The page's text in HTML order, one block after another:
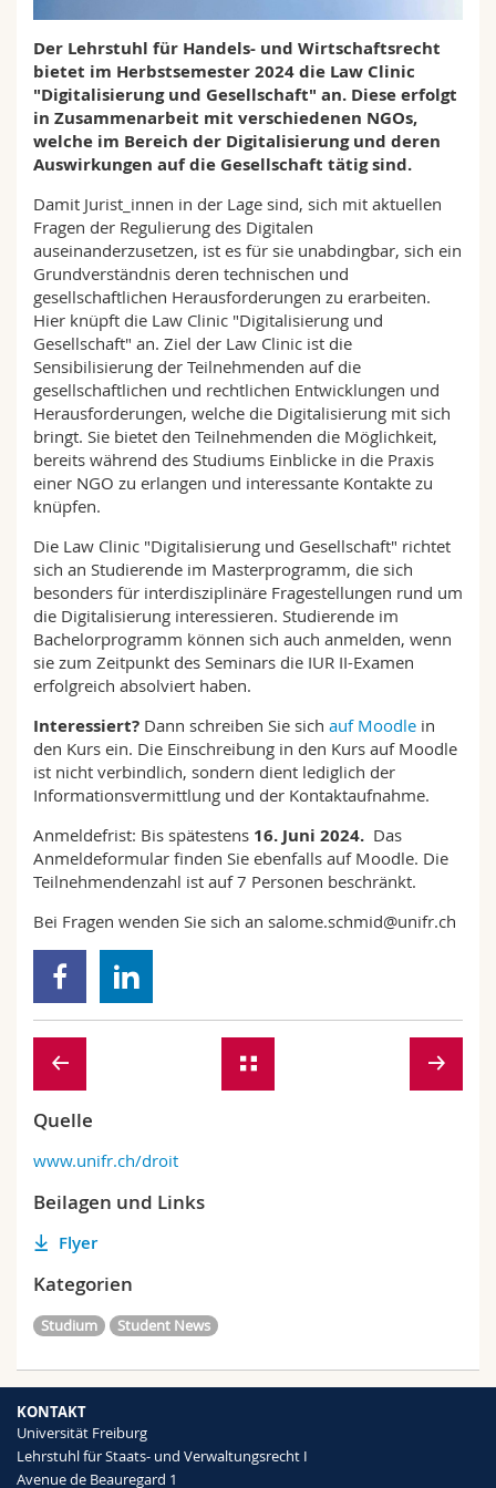
Math.-Nat. und Med. Fak.
Interfakultär
Mitarbeitende
Doktorierende
Webmail
Vorlesungsverzeichnis
MyUnifr
Der Lehrstuhl für Handels- und Wirtschaftsrecht
bietet im Herbstsemester 2024 die Law Clinic
"Digitalisierung und Gesellschaft" an. Diese erfolgt
in Zusammenarbeit mit verschiedenen NGOs,
welche im Bereich der Digitalisierung und deren
Auswirkungen auf die Gesellschaft tätig sind.
Damit Jurist_innen in der Lage sind, sich mit aktuellen
Fragen der Regulierung des Digitalen
auseinanderzusetzen, ist es für sie unabdingbar, sich ein
Grundverständnis deren technischen und
gesellschaftlichen Herausforderungen zu erarbeiten.
Hier knüpft die Law Clinic "Digitalisierung und
Gesellschaft" an. Ziel der Law Clinic ist die
Sensibilisierung der Teilnehmenden auf die
gesellschaftlichen und rechtlichen Entwicklungen und
Herausforderungen, welche die Digitalisierung mit sich
bringt. Sie bietet den Teilnehmenden die Möglichkeit,
bereits während des Studiums Einblicke in die Praxis
einer NGO zu erlangen und interessante Kontakte zu
knüpfen.
Die Law Clinic "Digitalisierung und Gesellschaft" richtet
sich an Studierende im Masterprogramm, die sich
besonders für interdisziplinäre Fragestellungen rund um
die Digitalisierung interessieren. Studierende im
Bachelorprogramm können sich auch anmelden, wenn
sie zum Zeitpunkt des Seminars die IUR II-Examen
erfolgreich absolviert haben.
Interessiert? Dann schreiben Sie sich auf Moodle in
den Kurs ein. Die Einschreibung in den Kurs auf Moodle
ist nicht verbindlich, sondern dient lediglich der
Informationsvermittlung und der Kontaktaufnahme.
Anmeldefrist: Bis spätestens 16. Juni 2024. Das
Anmeldeformular finden Sie ebenfalls auf Moodle. Die
Teilnehmendenzahl ist auf 7 Personen beschränkt.
Bei Fragen wenden Sie sich an salome.schmid@unifr.ch
Quelle
www.unifr.ch/droit
Beilagen und Links
Flyer
Kategorien
Studium Student News
KONTAKT
Universität Freiburg
Lehrstuhl für Staats- und Verwaltungsrecht I
Avenue de Beauregard 1